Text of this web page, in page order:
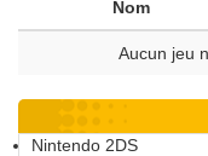
Nom
Aucun jeu
Nintendo 2DS